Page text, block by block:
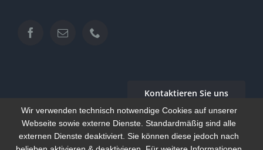
Kontaktieren Sie uns
Wir verwenden technisch notwendige Cookies auf unserer
Webseite sowie externe Dienste. Standardmäßig sind alle
externen Dienste deaktiviert. Sie können diese jedoch nach